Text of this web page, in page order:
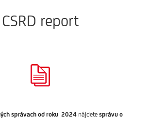
CSRD report
správach od roku 2024nájdete správu o